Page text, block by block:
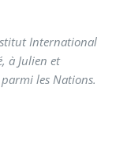
International
à Julien et
les Nations.